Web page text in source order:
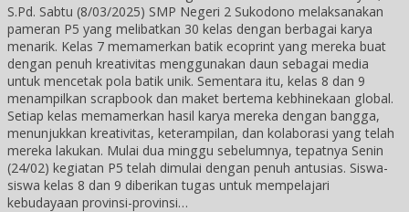
S.Pd. Sabtu (8/03/2025) SMP Negeri 2 Sukodono melaksanakan
pameran P5 yang melibatkan 30 kelas dengan berbagai karya
menarik. Kelas 7 memamerkan batik ecoprint yang mereka buat
dengan penuh kreativitas menggunakan daun sebagai media
untuk mencetak pola batik unik. Sementara itu, kelas 8 dan 9
menampilkan scrapbook dan maket bertema kebhinekaan global.
Setiap kelas memamerkan hasil karya mereka dengan bangga,
menunjukkan kreativitas, keterampilan, dan kolaborasi yang telah
mereka lakukan. Mulai dua minggu sebelumnya, tepatnya Senin
(24/02) kegiatan P5 telah dimulai dengan penuh antusias. Siswa-
siswa kelas 8 dan 9 diberikan tugas untuk mempelajari
kebudayaan provinsi-provinsi…